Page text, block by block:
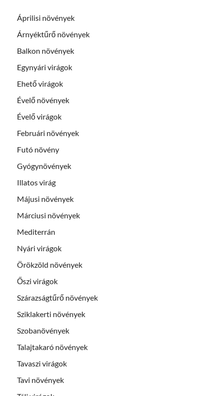
Áprilisi növények
Árnyéktűrő növények
Balkon növények
Egynyári virágok
Ehető virágok
Évelő növények
Évelő virágok
Februári növények
Futó növény
Gyógynövények
Illatos virág
Májusi növények
Márciusi növények
Mediterrán
Nyári virágok
Örökzöld növények
Őszi virágok
Szárazságtűrő növények
Sziklakerti növények
Szobanövények
Talajtakaró növények
Tavaszi virágok
Tavi növények